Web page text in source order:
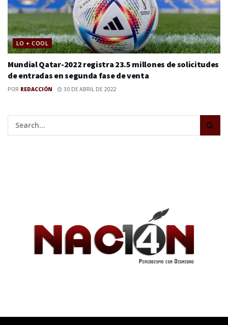
LO + COOL
Mundial Qatar-2022 registra 23.5 millones de solicitudes
de entradas en segunda fase de venta
POR REDACCIÓN 30 DE ABRIL DE 2022